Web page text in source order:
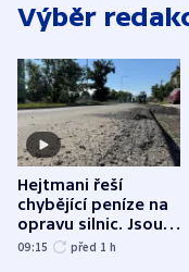
Výběr
Hejtmani řeší
chybějící peníze na
opravu silnic. Jsou
nenárokové, namítá
09:15 před 1 h